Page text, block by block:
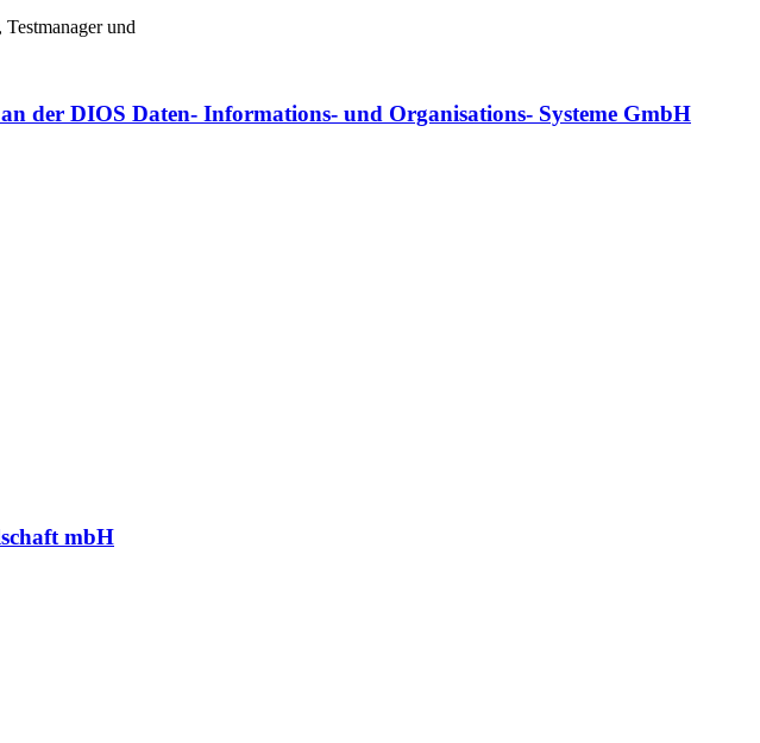
und
der DIOS Daten- Informations- und Organisations- Systeme GmbH
mbH